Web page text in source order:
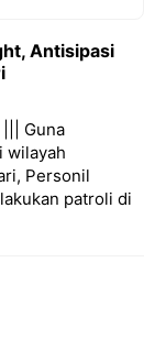
Antisipasi
||| Guna
wilayah
Personil
patroli di